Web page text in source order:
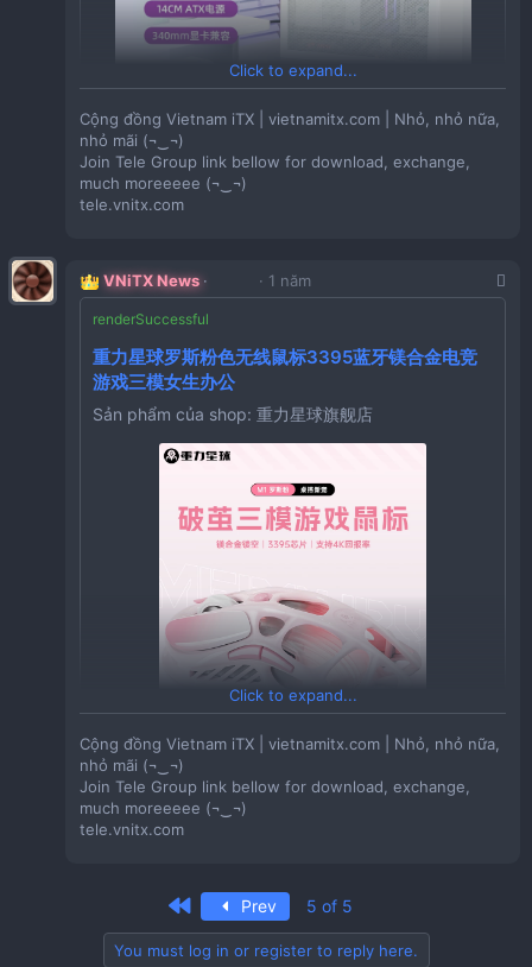
586,180VND
Tồn Kho: 80
MF937 「分体水冷侧透机箱分形工艺」
点击链接直接打开 或者 淘宝搜索直接打开
Giá:568,629VND
Tồn Kho: 55
CZ356 「cpu超薄下吹am4智能风扇散热器」
点击链接直接打开 或者 淘宝搜索直接打开
【淘宝】
mini itx台式小主机箱收纳包matx组装机箱电竞
mini小机箱套保护包
Sản phẩm của shop: 美惠之家数码联盟
Giá:311,045VND
CZ225 「3d打印机A1P1X1外罩封箱保温防潮阻燃隔
[3.0现货]Acat xpro机箱 280水冷 三槽显卡ITX机
Sản phẩm của shop: Acat机箱
3,726,270VND
HU926 「[3.0现货]Acat xpro机箱 280水冷 三槽显卡
ITX机箱Formd T1机箱」
［现货］Abox one机箱全铝垂直风道360水冷itx机箱
立式机箱 CZ321 「【Rider R2】ITX铝合金cnc塔式风
冷便携mesh白色SFX台式直插机箱」
[现货]Acat Z1机箱 直插Matx机箱 垂直风道立式
机箱
Giá:1,287,810VND
Tồn Kho:500
CZ005 闪鳞G300机箱便携式MATX手提mini电脑主机
箱台式机MATX
Click to expand...
Cộng đồng Vietnam iTX | vietnamitx.com | Nhỏ, nhỏ nữa,
nhỏ mãi (¬‿¬)
Join Tele Group link bellow for download, exchange,
much moreeeee (¬‿¬)
tele.vnitx.com
VNiTX News 1 năm
重力星球罗斯粉色无线鼠标3395蓝牙镁合金电竞
游戏三模女生办公
Sản phẩm của shop: 重力星球旗舰店
1,703,280VND
Tồn Kho:190
Click to expand...
Cộng đồng Vietnam iTX | vietnamitx.com | Nhỏ, nhỏ nữa,
nhỏ mãi (¬‿¬)
Join Tele Group link bellow for download, exchange,
much moreeeee (¬‿¬)
tele.vnitx.com
First Prev 5 of 5
You must log in or register to reply here.